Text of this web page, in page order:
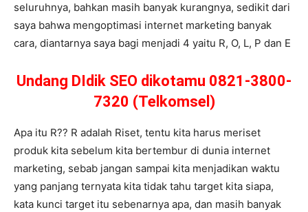
seluruhnya, bahkan masih banyak kurangnya, sedikit dari
saya bahwa mengoptimasi internet marketing banyak
cara, diantarnya saya bagi menjadi 4 yaitu R, O, L, P dan E
Undang DIdik SEO dikotamu 0821-3800-
7320 (Telkomsel)
Apa itu R?? R adalah Riset, tentu kita harus meriset
produk kita sebelum kita bertembur di dunia internet
marketing, sebab jangan sampai kita menjadikan waktu
yang panjang ternyata kita tidak tahu target kita siapa,
kata kunci target itu sebenarnya apa, dan masih banyak